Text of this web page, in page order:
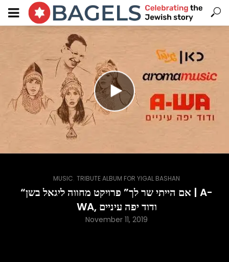
MUSIC ,TRIBUTE ALBUM FOR YIGAL BASHAN
“אם הייתי שר לך” פרויקט מחווה ליגאל בשן | A-
WA, ודוד יפה עיניים
November 11, 2019